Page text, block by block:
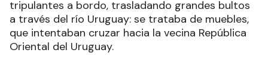
tripulantes a bordo, trasladando grandes bultos
a través del río Uruguay: se trataba de muebles,
que intentaban cruzar hacia la vecina República
Oriental del Uruguay.